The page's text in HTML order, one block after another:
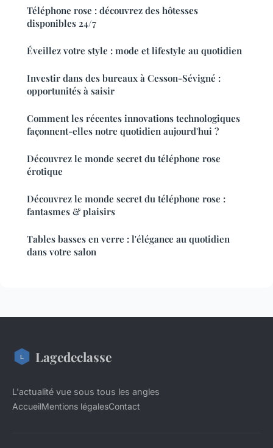
Téléphone rose : découvrez des hôtesses
disponibles 24/7
Éveillez votre style : mode et lifestyle au quotidien
Investir dans des bureaux à Cesson-Sévigné :
opportunités à saisir
Comment les récentes innovations technologiques
façonnent-elles notre quotidien aujourd'hui ?
Découvrez le monde secret du téléphone rose
érotique
Découvrez le monde secret du téléphone rose :
fantasmes & plaisirs
Tables basses en verre : l'élégance au quotidien
dans votre salon
Lagedeclasse
L'actualité vue sous tous les angles
AccueilMentions légalesContact